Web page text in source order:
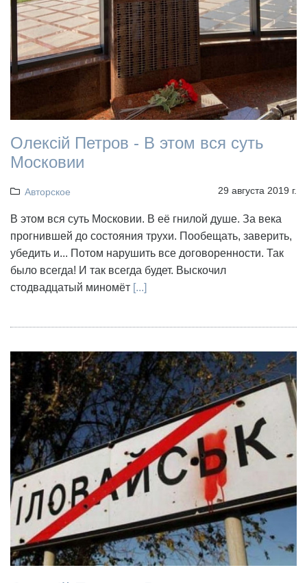
Олексій Петров - В этом вся суть
Московии
Авторское 29 августа 2019 г.
В этом вся суть Московии. В её гнилой душе. За века
прогнившей до состояния трухи. Пообещать, заверить,
убедить и... Потом нарушить все договоренности. Так
было всегда! И так всегда будет. Выскочил
стодвадцатый миномёт [...]